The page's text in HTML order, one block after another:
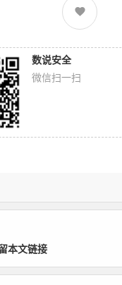
数说安全
微信扫一扫
本文链接